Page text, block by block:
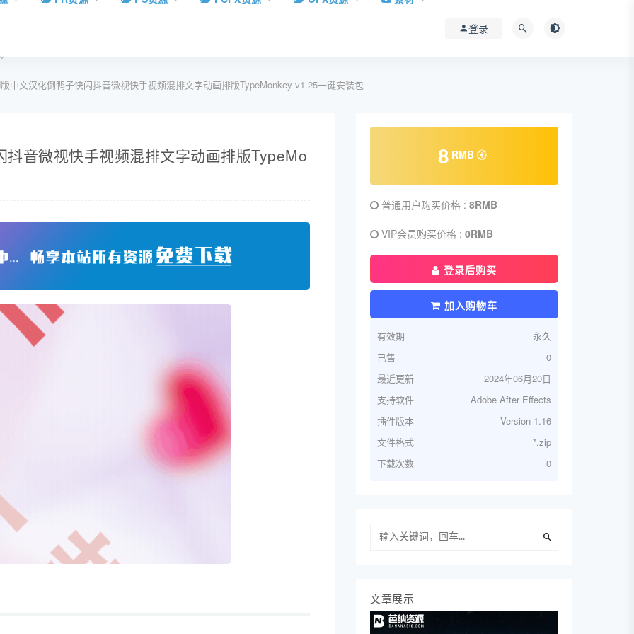
登录
中文汉化倒鸭子快闪抖音微视快手视频混排文字动画排版TypeMonkey v1.25一键安装包
音微视快手视频混排文字动画排版TypeMo 8 RMB
普通用户购买价格 : 8RMB
VIP会员购买价格 : 0RMB
登录后购买
加入购物车
有效期
永久
已售
0
最近更新
2024年06月20日
支持软件
Adobe After Effects
插件版本
Version-1.16
文件格式
*.zip
下载次数
0
文章展示